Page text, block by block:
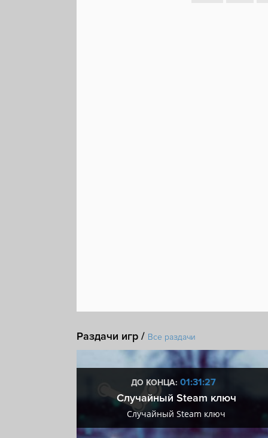
Раздачи игр / Все раздачи
ДО КОНЦА: 01:31:26
Случайный Steam ключ
Случайный Steam ключ